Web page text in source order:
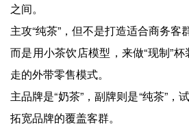
之间。
主攻“纯茶”，但不是打造适合商务客
而是用小茶饮店模型，来做“现制”
走的外带零售模式。
主品牌是“奶茶”，副牌则是“纯茶”，
拓宽品牌的覆盖客群。